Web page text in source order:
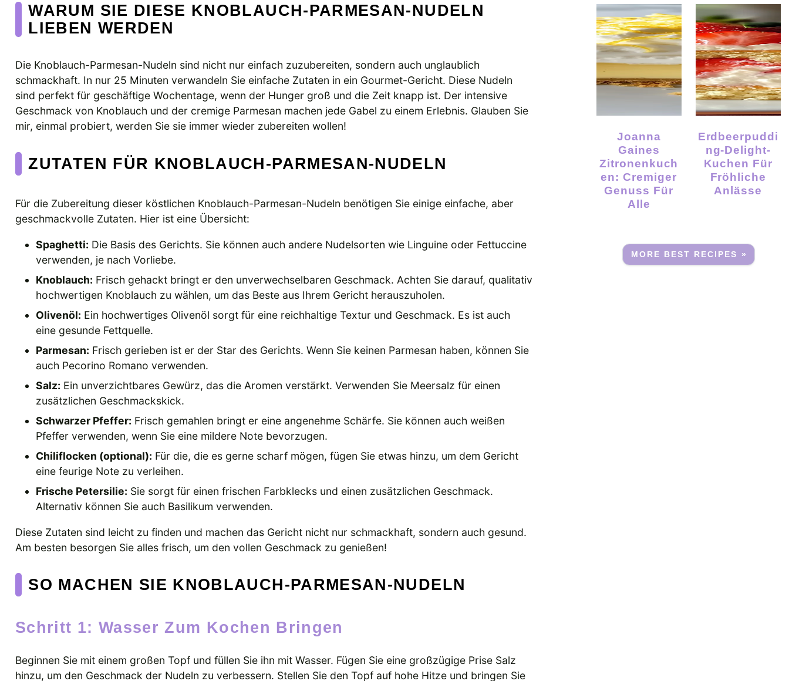
WARUM SIE DIESE KNOBLAUCH-PARMESAN-NUDELN
LIEBEN WERDEN
Die Knoblauch-Parmesan-Nudeln sind nicht nur einfach zuzubereiten, sondern auch unglaublich
schmackhaft. In nur 25 Minuten verwandeln Sie einfache Zutaten in ein Gourmet-Gericht. Diese Nudeln
sind perfekt für geschäftige Wochentage, wenn der Hunger groß und die Zeit knapp ist. Der intensive
Geschmack von Knoblauch und der cremige Parmesan machen jede Gabel zu einem Erlebnis. Glauben Sie
mir, einmal probiert, werden Sie sie immer wieder zubereiten wollen!
ZUTATEN FÜR KNOBLAUCH-PARMESAN-NUDELN
Für die Zubereitung dieser köstlichen Knoblauch-Parmesan-Nudeln benötigen Sie einige einfache, aber
geschmackvolle Zutaten. Hier ist eine Übersicht:
Spaghetti: Die Basis des Gerichts. Sie können auch andere Nudelsorten wie Linguine oder Fettuccine
verwenden, je nach Vorliebe.
Knoblauch: Frisch gehackt bringt er den unverwechselbaren Geschmack. Achten Sie darauf, qualitativ
hochwertigen Knoblauch zu wählen, um das Beste aus Ihrem Gericht herauszuholen.
Olivenöl: Ein hochwertiges Olivenöl sorgt für eine reichhaltige Textur und Geschmack. Es ist auch
eine gesunde Fettquelle.
Parmesan: Frisch gerieben ist er der Star des Gerichts. Wenn Sie keinen Parmesan haben, können Sie
auch Pecorino Romano verwenden.
Salz: Ein unverzichtbares Gewürz, das die Aromen verstärkt. Verwenden Sie Meersalz für einen
zusätzlichen Geschmackskick.
Schwarzer Pfeffer: Frisch gemahlen bringt er eine angenehme Schärfe. Sie können auch weißen
Pfeffer verwenden, wenn Sie eine mildere Note bevorzugen.
Chiliflocken (optional): Für die, die es gerne scharf mögen, fügen Sie etwas hinzu, um dem Gericht
eine feurige Note zu verleihen.
Frische Petersilie: Sie sorgt für einen frischen Farbklecks und einen zusätzlichen Geschmack.
Alternativ können Sie auch Basilikum verwenden.
Diese Zutaten sind leicht zu finden und machen das Gericht nicht nur schmackhaft, sondern auch gesund.
Am besten besorgen Sie alles frisch, um den vollen Geschmack zu genießen!
SO MACHEN SIE KNOBLAUCH-PARMESAN-NUDELN
Schritt 1: Wasser Zum Kochen Bringen
Beginnen Sie mit einem großen Topf und füllen Sie ihn mit Wasser. Fügen Sie eine großzügige Prise Salz
hinzu, um den Geschmack der Nudeln zu verbessern. Stellen Sie den Topf auf hohe Hitze und bringen Sie
Joanna
Gaines
Zitronenkuch
En: Cremiger
Genuss Für
Alle
Erdbeerpuddi
Ng-Delight-
Kuchen Für
Fröhliche
Anlässe
MORE BEST RECIPES »